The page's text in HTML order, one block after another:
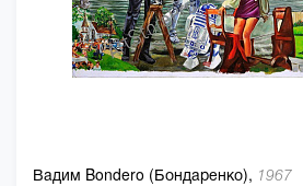
Вадим Bondero (Бондаренко), 1967